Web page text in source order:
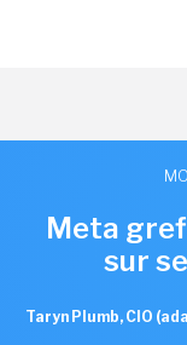
Meta
sur
Taryn Plumb, CIO